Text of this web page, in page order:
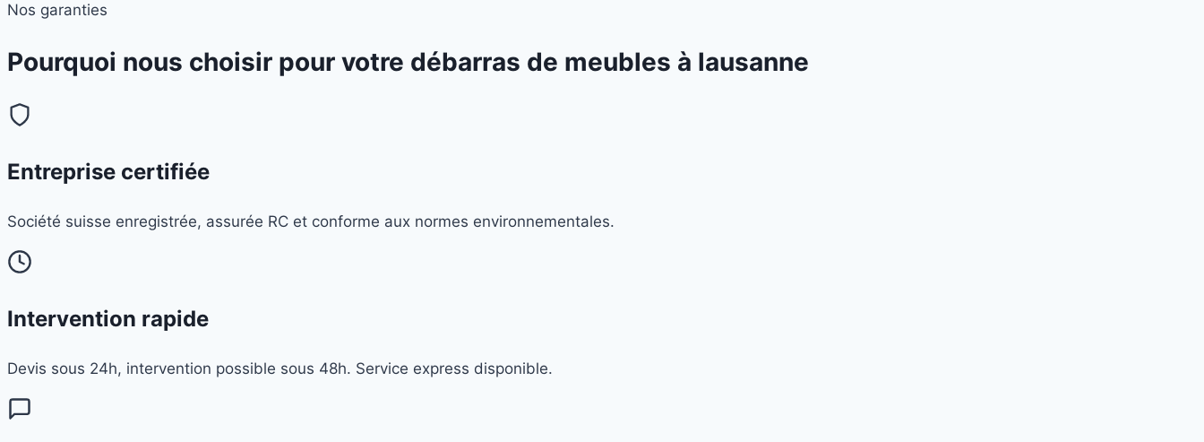
Nos garanties
Pourquoi nous choisir pour votre débarras de meubles à lausanne
Entreprise certifiée
Société suisse enregistrée, assurée RC et conforme aux normes environnementales.
Intervention rapide
Devis sous 24h, intervention possible sous 48h. Service express disponible.